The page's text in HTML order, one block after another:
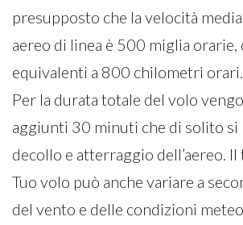
presupposto che la velocità
aereo di linea è 500 miglia
equivalenti a 800 chilometri orari.
Per la durata totale del volo
aggiunti 30 minuti che di solito si
decollo e atterraggio dell’aereo.
Tuo volo può anche variare a
del vento e delle condizioni